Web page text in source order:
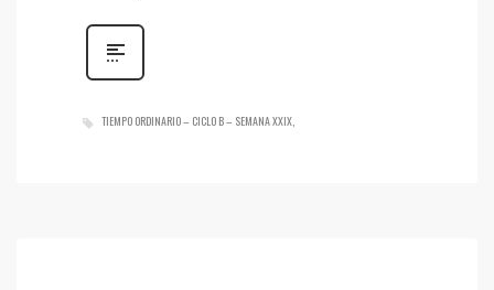
TIEMPO ORDINARIO – CICLO B – SEMANA XXIX